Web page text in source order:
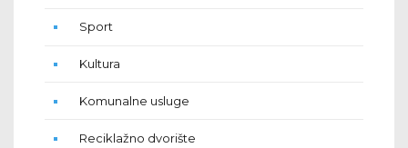
Sport
Kultura
Komunalne usluge
Reciklažno dvorište